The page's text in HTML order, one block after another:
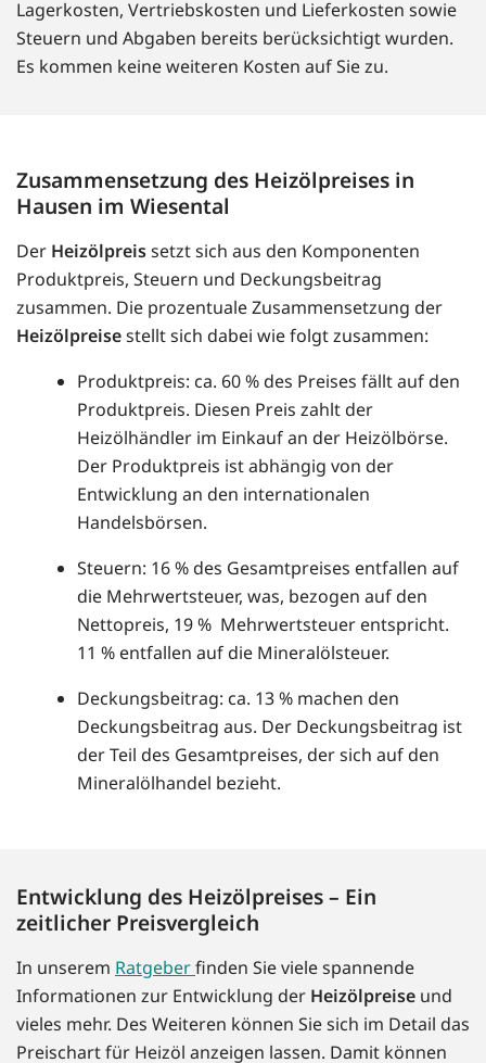
Lagerkosten, Vertriebskosten und Lieferkosten sowie
Steuern und Abgaben bereits berücksichtigt wurden.
Es kommen keine weiteren Kosten auf Sie zu.
Zusammensetzung des Heizölpreises in
Hausen im Wiesental
Der Heizölpreissetzt sich aus den Komponenten
Produktpreis, Steuern und Deckungsbeitrag
zusammen. Die prozentuale Zusammensetzung der
Heizölpreisestellt sich dabei wie folgt zusammen:
Produktpreis: ca. 60 % des Preises fällt auf den
Produktpreis. Diesen Preis zahlt der
Heizölhändler im Einkauf an der Heizölbörse.
Der Produktpreis ist abhängig von der
Entwicklung an den internationalen
Handelsbörsen.
Steuern: 16 % des Gesamtpreises entfallen auf
die Mehrwertsteuer, was, bezogen auf den
Nettopreis, 19 % Mehrwertsteuer entspricht.
11 % entfallen auf die Mineralölsteuer.
Deckungsbeitrag: ca. 13 % machen den
Deckungsbeitrag aus. Der Deckungsbeitrag ist
der Teil des Gesamtpreises, der sich auf den
Mineralölhandel bezieht.
Entwicklung des Heizölpreises – Ein
zeitlicher Preisvergleich
In unserem Ratgeberfinden Sie viele spannende
Informationen zur Entwicklung der Heizölpreise und
vieles mehr. Des Weiteren können Sie sich im Detail das
Preischart für Heizöl anzeigen lassen. Damit können